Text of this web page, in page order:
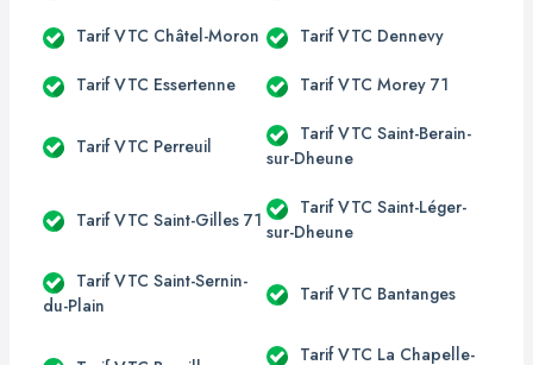
Tarif VTC Châtel-Moron Tarif VTC Dennevy
Tarif VTC Essertenne Tarif VTC Morey 71
Tarif VTC Perreuil
Tarif VTC Saint-Berain-
sur-Dheune
Tarif VTC Saint-Gilles 71
Tarif VTC Saint-Léger-
sur-Dheune
Tarif VTC Saint-Sernin-
du-Plain
Tarif VTC Bantanges
Tarif VTC La Chapelle-